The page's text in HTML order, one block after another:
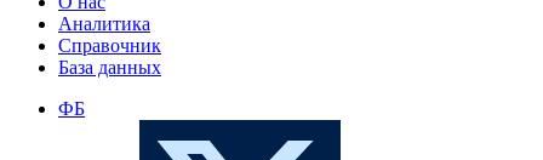
Аналитика
Справочник
База данных
ФБ